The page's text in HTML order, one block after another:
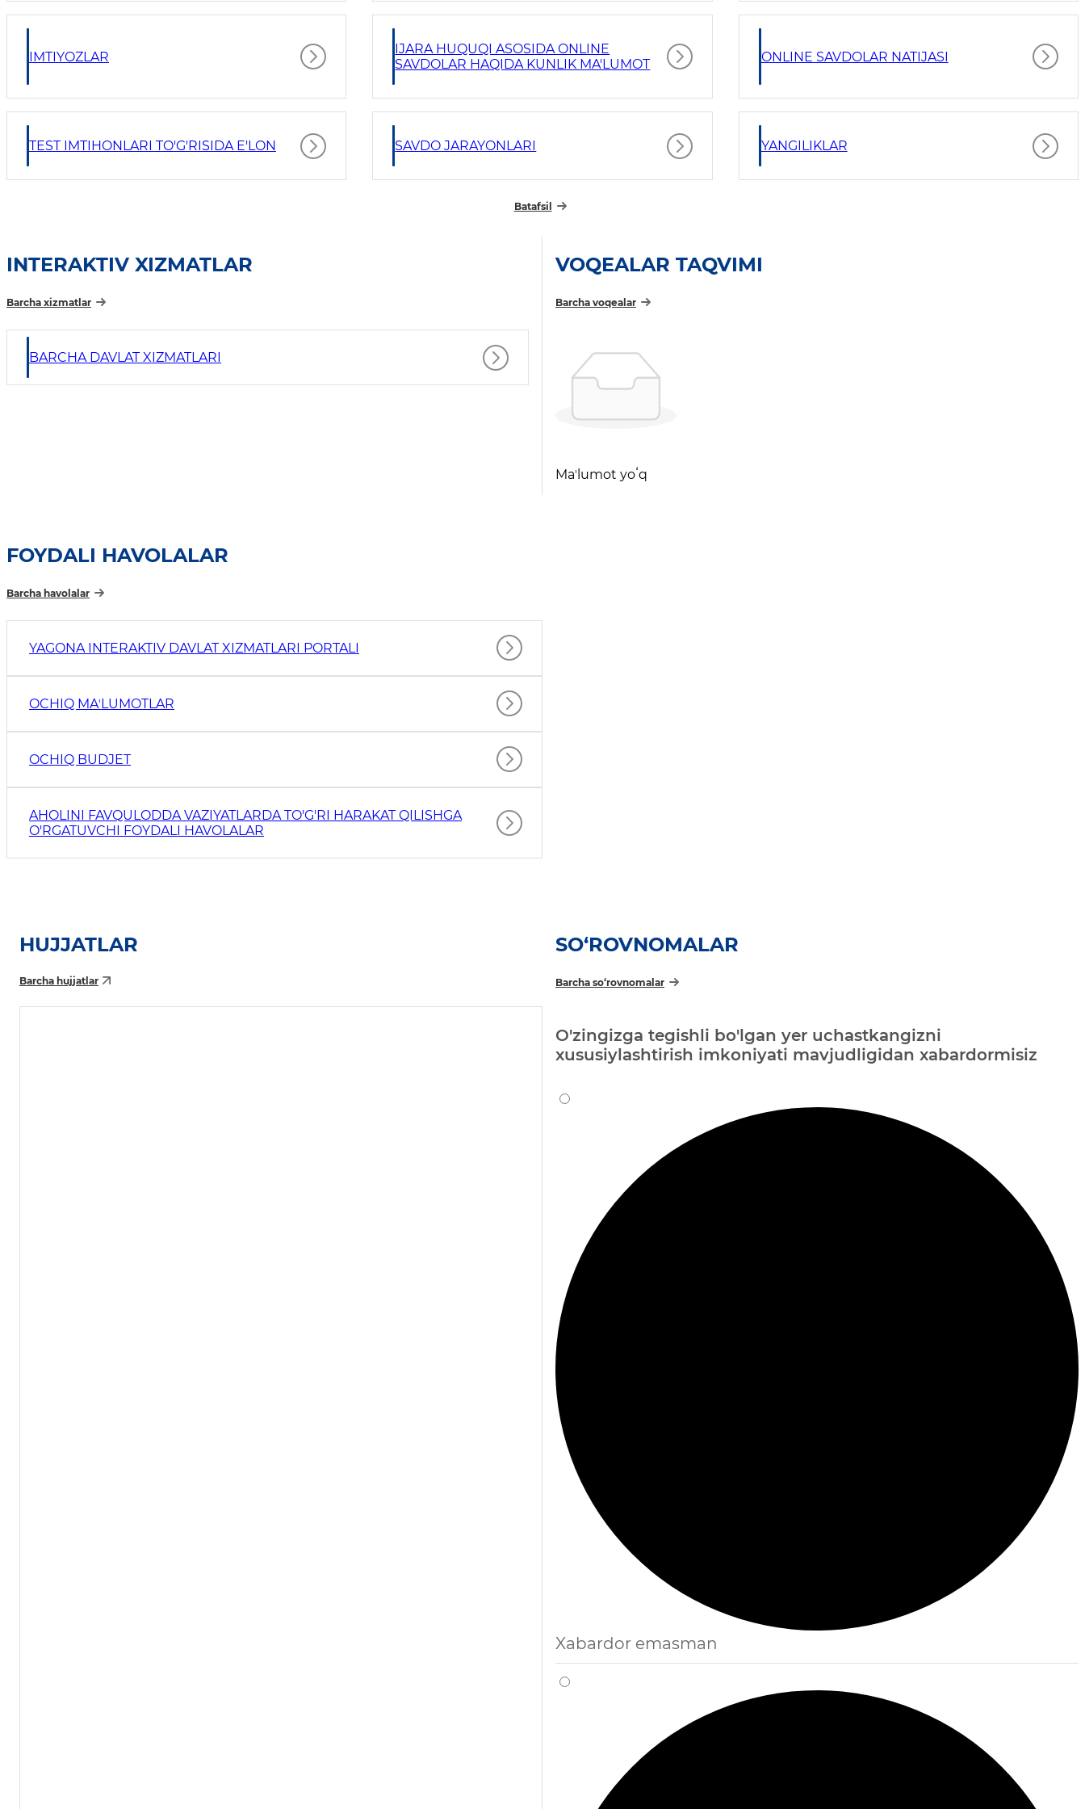
IMTIYOZLAR
IJARA HUQUQI ASOSIDA ONLINE
SAVDOLAR HAQIDA KUNLIK MA'LUMOT
ONLINE SAVDOLAR NATIJASI
TEST IMTIHONLARI TO'G'RISIDA E'LON SAVDO JARAYONLARI YANGILIKLAR
Batafsil
INTERAKTIV XIZMATLAR
Barcha xizmatlar
BARCHA DAVLAT XIZMATLARI
VOQEALAR TAQVIMI
Barcha voqealar
Maʼlumot yoʻq
FOYDALI HAVOLALAR
Barcha havolalar
YAGONA INTERAKTIV DAVLAT XIZMATLARI PORTALI
OCHIQ MAʼLUMOTLAR
OCHIQ BUDJET
AHOLINI FAVQULODDA VAZIYATLARDA TO'G'RI HARAKAT QILISHGA
O'RGATUVCHI FOYDALI HAVOLALAR
HUJJATLAR
Barcha hujjatlar
SO‘ROVNOMALAR
Barcha so‘rovnomalar
O'zingizga tegishli bo'lgan yer uchastkangizni
xususiylashtirish imkoniyati mavjudligidan xabardormisiz
Xabardor emasman